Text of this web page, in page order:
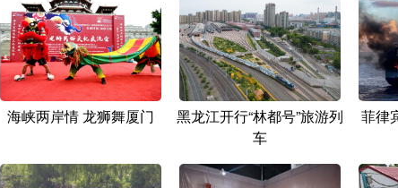
海峡两岸情 龙狮舞厦门
黑龙江开行“林都号”旅游列
车
菲律